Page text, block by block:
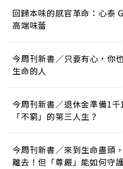
回歸本味的感官革命：心泰
高端味蕾
今周刊新書／只要有心，你
生命的人
今周刊新書／退休金準備1
「不窮」的第三人生？
今周刊新書／來到生命盡頭
離去！但「尊嚴」能如何守